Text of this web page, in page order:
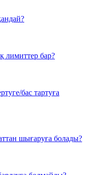
лимиттер бар?
бас тартуға
шығаруға болады?